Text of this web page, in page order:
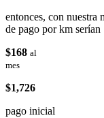
entonces, con nuestra
de pago por km serían
$168 al
mes
$1,726
pago inicial